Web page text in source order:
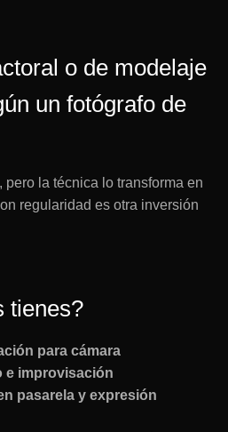
o de modelaje
un fotógrafo de
pero la técnica lo transforma en
regularidad es otra inversión
tienes?
para cámara
e improvisación
pasarela y expresión